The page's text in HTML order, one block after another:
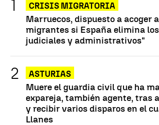
CRISIS MIGRATORIA
Marruecos, dispuesto a acoger
migrantes si España elimina
judiciales y administrativos"
ASTURIAS
Muere el guardia civil que ha
expareja, también agente, tras
y recibir varios disparos en el
Llanes